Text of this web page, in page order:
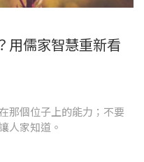
用儒家智慧重新看
那個位子上的能力；不要
人家知道。